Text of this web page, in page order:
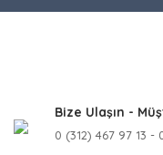
Bize Ulaşın -
0 (312) 467 97 13 -